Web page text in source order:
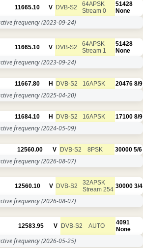
11665.10 V DVB-S2
64APSK
Stream 0
51428
None
frequency(2023-09-24)
11665.10 V DVB-S2
64APSK
Stream 1
51428
None
frequency(2023-09-24)
11667.80 H DVB-S2 16APSK 20476 8/9
frequency(2025-04-20)
11684.10 H DVB-S2 16APSK 17100 8/9
frequency(2024-05-09)
12560.00 V DVB-S2 8PSK 30000 5/6
frequency(2026-08-07)
12560.10 V DVB-S2
32APSK
Stream 254 30000 3/4
frequency(2026-08-07)
12583.95 V DVB-S2 AUTO
4091
None
frequency(2026-05-25)